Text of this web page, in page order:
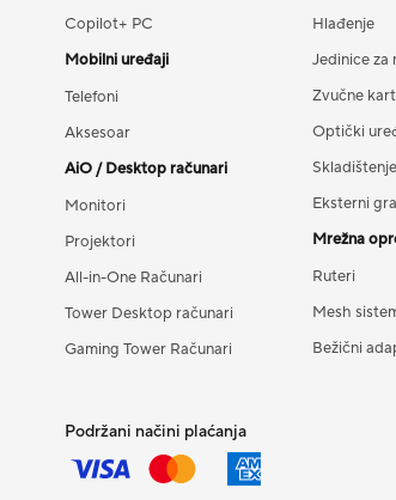
Copilot+ PC
Mobilni uređaji
Telefoni
Aksesoar
AiO / Desktop računari
Monitori
Projektori
All-in-One Računari
Tower Desktop računari
Gaming Tower Računari
Hlađenje
Jedinice za
Zvučne
Optički
Eksterni
Mrežna
Ruteri
Mesh
Bežični
Podržani načini plaćanja